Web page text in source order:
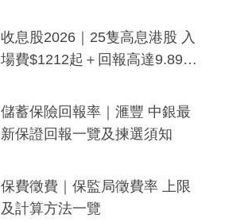
y及香港限定特調系列
收息股2026｜25隻高息港股 入
場費$1212起＋回報高達9.89
儲蓄保險回報率｜滙豐 中銀最
新保證回報一覽及揀選須知
保費徵費｜保監局徵費率 上限
及計算方法一覽